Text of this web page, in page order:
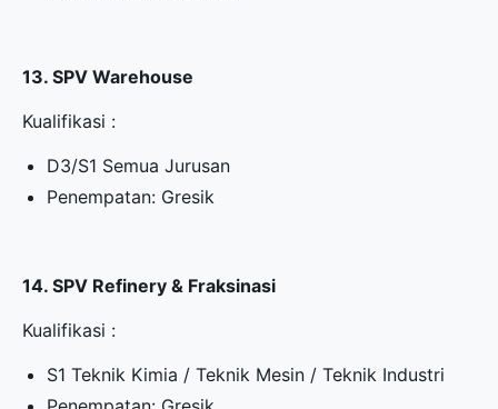
13. SPV Warehouse
Kualifikasi :
D3/S1 Semua Jurusan
Penempatan: Gresik
14. SPV Refinery & Fraksinasi
Kualifikasi :
S1 Teknik Kimia / Teknik Mesin / Teknik Industri